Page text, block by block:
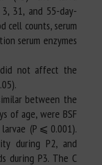
31, and 55-day-
cell counts, serum
serum enzymes
did not affect the
between the
of age, were BSF
(P ⩽ 0.001).
during P2, and
during P3. The C